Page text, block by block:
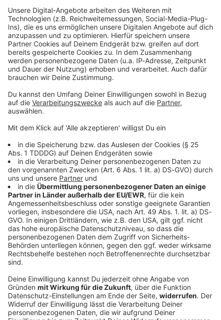
Du möchtest uns etwas sagen?
Studio Hotline
Kontaktformular
© dpa-infocom, dpa:250917-930-48997/1
DAS KÖNNTE DICH AUCH INTERESSIEREN
Bayern
Fünfte Jahreszeit in Straubing:
Gäubodenvolksfest gestartet